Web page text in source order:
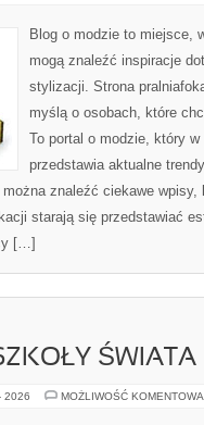
Blog o modzie to miejsce,
mogą znaleźć inspiracje
stylizacji. Strona
myślą o osobach, które
To portal o modzie, który
przedstawia aktualne
znaleźć ciekawe
starają się przedstawiać
[…]
ŚWIATA
2026 MOŻLIWOŚĆ